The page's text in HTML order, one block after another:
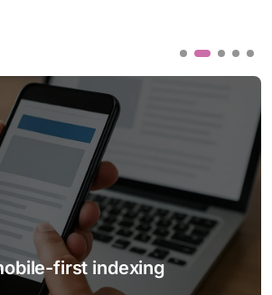
first indexing